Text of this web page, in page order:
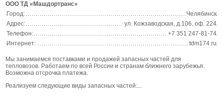
ООО ТД «Машдортранс»
Город:
Челябинск
Адрес:
ул. Кожзаводская, д.106, оф. 224
Телефон:
+7 351 247-81-74
Интернет:
tdm174.ru
Мы занимаемся поставками и продажей запасных частей для
тепловозов. Работаем по всей России и странам ближнего зарубежья.
Возможна отсрочка платежа.
Реализуем следующие виды запасных частей:...